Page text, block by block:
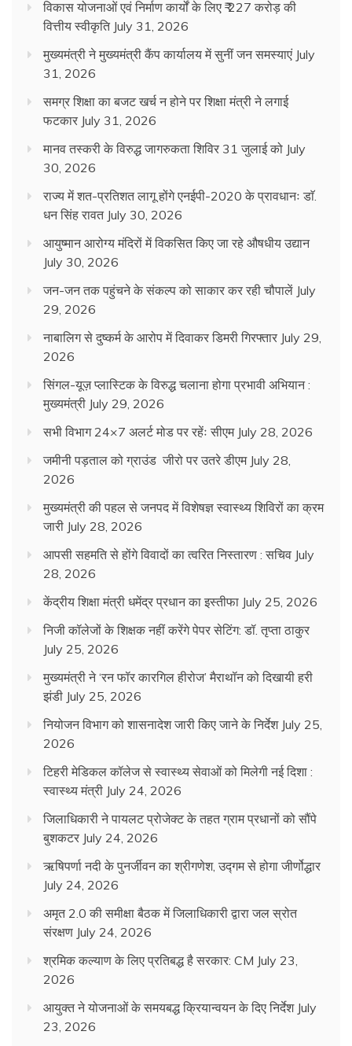
विकास योजनाओं एवं निर्माण कार्यों के लिए ₹ 227 करोड़ की
वित्तीय स्वीकृति July 31, 2026
मुख्यमंत्री ने मुख्यमंत्री कैंप कार्यालय में सुनीं जन समस्याएं July
31, 2026
समग्र शिक्षा का बजट खर्च न होने पर शिक्षा मंत्री ने लगाई
फटकार July 31, 2026
मानव तस्करी के विरुद्ध जागरुकता शिविर 31 जुलाई को July
30, 2026
राज्य में शत-प्रतिशत लागू होंगे एनईपी-2020 के प्रावधानः डाॅ.
धन सिंह रावत July 30, 2026
आयुष्मान आरोग्य मंदिरों में विकसित किए जा रहे औषधीय उद्यान
July 30, 2026
जन-जन तक पहुंचने के संकल्प को साकार कर रही चौपालें July
29, 2026
नाबालिग से दुष्कर्म के आरोप में दिवाकर डिमरी गिरफ्तार July 29,
2026
सिंगल-यूज़ प्लास्टिक के विरुद्ध चलाना होगा प्रभावी अभियान :
मुख्यमंत्री July 29, 2026
सभी विभाग 24×7 अलर्ट मोड पर रहेंः सीएम July 28, 2026
जमीनी पड़ताल को ग्राउंड जीरो पर उतरे डीएम July 28,
2026
मुख्यमंत्री की पहल से जनपद में विशेषज्ञ स्वास्थ्य शिविरों का क्रम
जारी July 28, 2026
आपसी सहमति से होंगे विवादों का त्वरित निस्तारण : सचिव July
28, 2026
केंद्रीय शिक्षा मंत्री धमेंद्र प्रधान का इस्तीफा July 25, 2026
निजी कॉलेजों के शिक्षक नहीं करेंगे पेपर सेटिंग: डॉ. तृप्ता ठाकुर
July 25, 2026
मुख्यमंत्री ने ‘रन फॉर कारगिल हीरोज’ मैराथॉन को दिखायी हरी
झंडी July 25, 2026
नियोजन विभाग को शासनादेश जारी किए जाने के निर्देश July 25,
2026
टिहरी मेडिकल कॉलेज से स्वास्थ्य सेवाओं को मिलेगी नई दिशा :
स्वास्थ्य मंत्री July 24, 2026
जिलाधिकारी ने पायलट प्रोजेक्ट के तहत ग्राम प्रधानों को सौंपे
बुशकटर July 24, 2026
ऋषिपर्णा नदी के पुनर्जीवन का श्रीगणेश, उद्गम से होगा जीर्णोद्धार
July 24, 2026
अमृत 2.0 की समीक्षा बैठक में जिलाधिकारी द्वारा जल स्रोत
संरक्षण July 24, 2026
श्रमिक कल्याण के लिए प्रतिबद्ध है सरकार: CM July 23,
2026
आयुक्त ने योजनाओं के समयबद्ध क्रियान्वयन के दिए निर्देश July
23, 2026